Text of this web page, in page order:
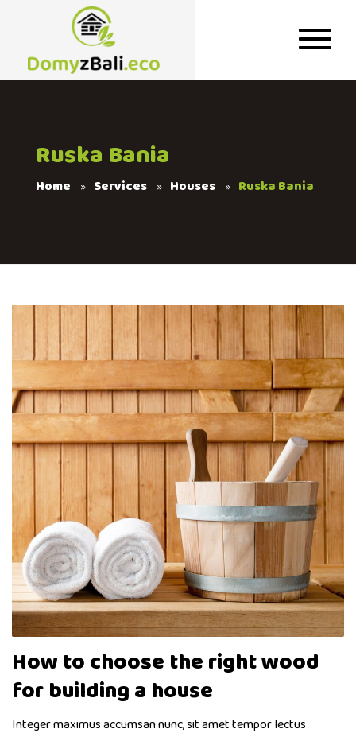
Ruska Bania
Home Services Houses Ruska Bania
How to choose the right wood
for building a house
Integer maximus accumsan nunc, sit amet tempor lectus